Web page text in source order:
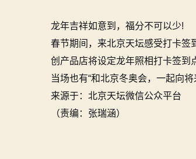
龙年吉祥如意到，福分不可以少!
春节期间，来北京天坛感受打卡签
创产品店将设定龙年照相打卡签到
当场也有“和北京冬奥会，一起向
来源于：北京天坛微信公众平台
（责编：张瑞涵）